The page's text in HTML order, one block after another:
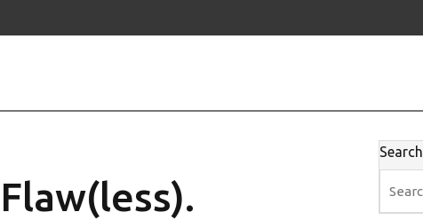
Flaw(less).
Search